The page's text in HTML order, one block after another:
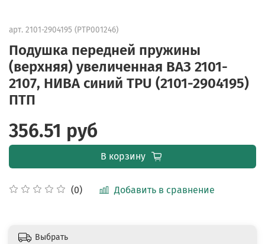
арт. 2101-2904195 (PTP001246)
Подушка передней пружины
(верхняя) увеличенная ВАЗ 2101-
2107, НИВА синий TPU (2101-2904195)
ПТП
(0) Добавить в сравнение
356.51 руб
В корзину
Выбрать